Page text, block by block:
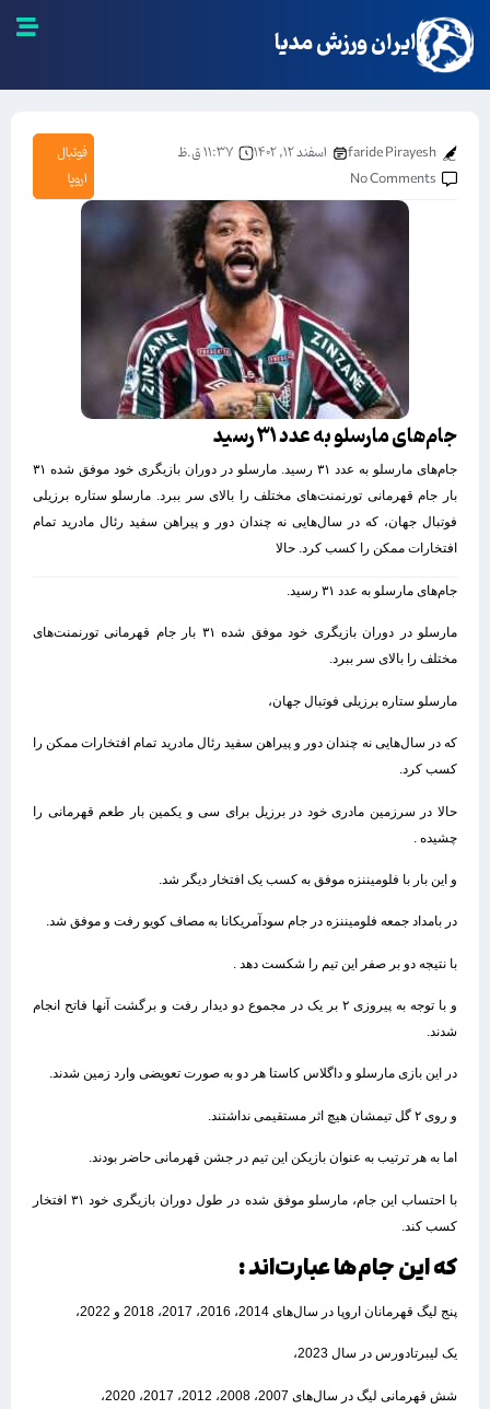
ایران ورزش مدیا
faride Pirayesh اسفند ۱۲, ۱۴۰۲
۱۱:۳۷ ق.ظ
No Comments
فوتبال
اروپا
جام‌های مارسلو به عدد ۳۱ رسید
جام‌های مارسلو به عدد ۳۱ رسید. مارسلو در دوران بازیگری خود موفق شده ۳۱
بار جام قهرمانی تورنمنت‌های مختلف را بالای سر ببرد. مارسلو ستاره برزیلی
فوتبال جهان، که در سال‌هایی نه چندان دور و پیراهن سفید رئال مادرید تمام
افتخارات ممکن را کسب کرد. حالا
جام‌های مارسلو به عدد ۳۱ رسید.
مارسلو در دوران بازیگری خود موفق شده ۳۱ بار جام قهرمانی تورنمنت‌های
مختلف را بالای سر ببرد.
مارسلو ستاره برزیلی فوتبال جهان،
که در سال‌هایی نه چندان دور و پیراهن سفید رئال مادرید تمام افتخارات ممکن را
کسب کرد.
حالا در سرزمین مادری خود در برزیل برای سی و یکمین بار طعم قهرمانی را
چشیده .
و این بار با فلومیننزه موفق به کسب یک افتخار دیگر شد.
در بامداد جمعه فلومیننزه در جام سودآمریکانا به مصاف کویو رفت و موفق شد.
با نتیجه دو بر صفر این تیم را شکست دهد .
و با توجه به پیروزی ۲ بر یک در مجموع دو دیدار رفت و برگشت آنها فاتح انجام
شدند.
در این بازی مارسلو و داگلاس کاستا هر دو به صورت تعویضی وارد زمین شدند.
و روی ۲ گل تیمشان هیچ اثر مستقیمی نداشتند.
اما به هر ترتیب به عنوان بازیکن این تیم در جشن قهرمانی حاضر بودند.
با احتساب این جام، مارسلو موفق شده در طول دوران بازیگری خود ۳۱ افتخار
کسب کند.
که این جام‌ها عبارت‌اند :
پنج لیگ قهرمانان اروپا در سال‌های 2014، 2016، 2017، 2018 و 2022،
یک لیبرتادورس در سال 2023،
شش قهرمانی لیگ در سال‌های 2007، 2008، 2012، 2017، 2020،